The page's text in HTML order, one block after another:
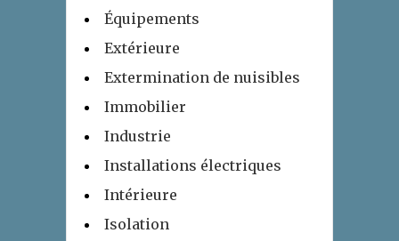
Équipements
Extérieure
Extermination de nuisibles
Immobilier
Industrie
Installations électriques
Intérieure
Isolation